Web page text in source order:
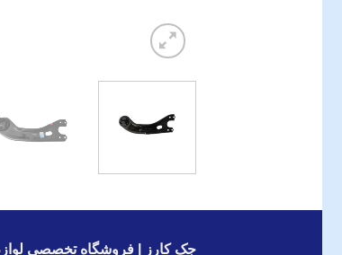
جک کارز | فروشگاه تخصصی